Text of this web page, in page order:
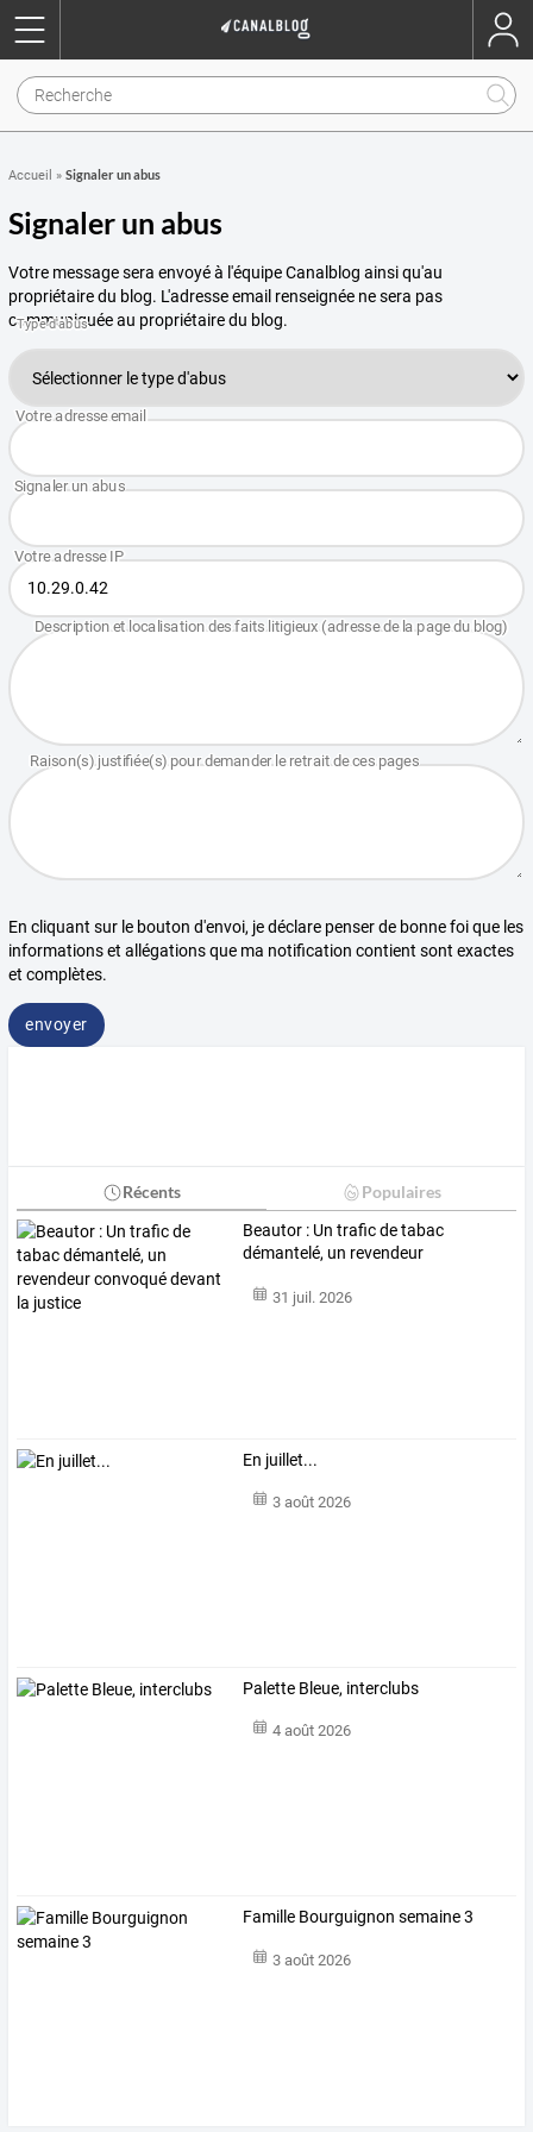
Accueil » Signaler un abus
Signaler un abus
Votre message sera envoyé à l'équipe Canalblog ainsi qu'au
propriétaire du blog. L'adresse email renseignée ne sera pas
communiquée au propriétaire du blog.
En cliquant sur le bouton d'envoi, je déclare penser de bonne foi que les
informations et allégations que ma notification contient sont exactes
et complètes.
envoyer
Récents Populaires
Beautor : Un traficdetabac
démantelé, un revendeur
31 juil. 2026
En juillet...
3 août 2026
Palette Bleue, interclubs
4 août 2026
Famille Bourguignon semaine 3
3 août 2026